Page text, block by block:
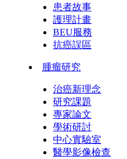
患者故事
護理計畫
BEU服務
抗癌誤區
腫瘤研究
治癌新理念
研究課題
專家論文
學術研討
中心實驗室
醫學影像檢查